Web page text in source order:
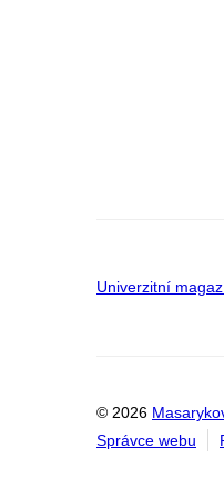
Univerzitní
© 2026
Správce webu